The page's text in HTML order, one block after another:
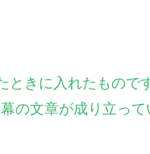
きに入れたもので
の文章が成り立っ